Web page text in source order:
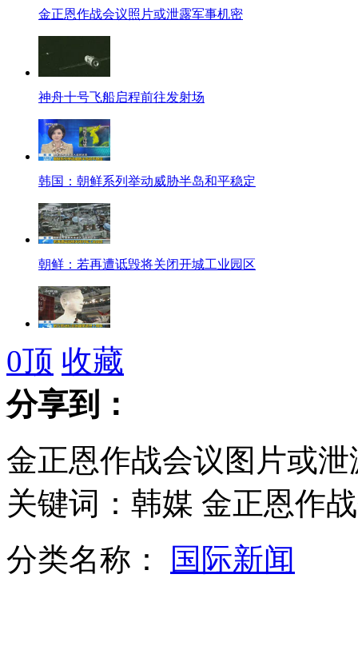
金正恩作战会议照片或泄露军事机密
神舟十号飞船启程前往发射场
韩国：朝鲜系列举动威胁半岛和平稳定
朝鲜：若再遭诋毁将关闭开城工业园区
港歌迷纪念张国荣逝世十周年
朝媒指责韩美军演极具攻击性
0顶 收藏
分享到：
金正恩作战会议图片或
关键词：韩媒 金正恩作
分类名称：
国际新闻